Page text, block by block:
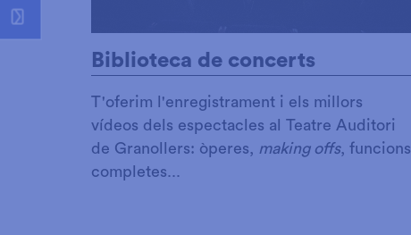
Biblioteca de concerts
T'oferim l'enregistrament i els millors
vídeos dels espectacles al Teatre Auditori
de Granollers: òperes, making offs, funcions
completes...